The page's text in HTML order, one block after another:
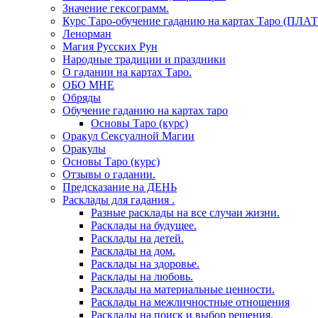
Значение гексограмм.
Курс Таро-обучение гаданию на картах Таро
Ленорман
Магия Русских Рун
Народные традиции и праздники
О гадании на картах Таро.
ОБО МНЕ
Обряды
Обучение гаданию на картах таро
Основы Таро (курс)
Оракул Сексуалной Магии
Оракулы
Основы Таро (курс)
Отзывы о гадании.
Предсказание на ДЕНЬ
Расклады для гадания .
Разные расклады на все случаи жизни.
Расклады на будущее.
Расклады на детей.
Расклады на дом.
Расклады на здоровье.
Расклады на любовь.
Расклады на материальные ценности.
Расклады на межличностные отношения
Расклады на поиск и выбор решения.